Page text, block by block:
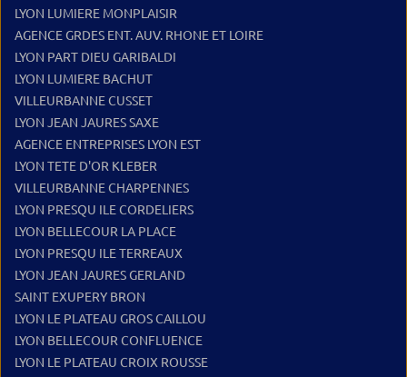
LYON LUMIERE MONPLAISIR
AGENCE GRDES ENT. AUV. RHONE ET LOIRE
LYON PART DIEU GARIBALDI
LYON LUMIERE BACHUT
VILLEURBANNE CUSSET
LYON JEAN JAURES SAXE
AGENCE ENTREPRISES LYON EST
LYON TETE D'OR KLEBER
VILLEURBANNE CHARPENNES
LYON PRESQU ILE CORDELIERS
LYON BELLECOUR LA PLACE
LYON PRESQU ILE TERREAUX
LYON JEAN JAURES GERLAND
SAINT EXUPERY BRON
LYON LE PLATEAU GROS CAILLOU
LYON BELLECOUR CONFLUENCE
LYON LE PLATEAU CROIX ROUSSE